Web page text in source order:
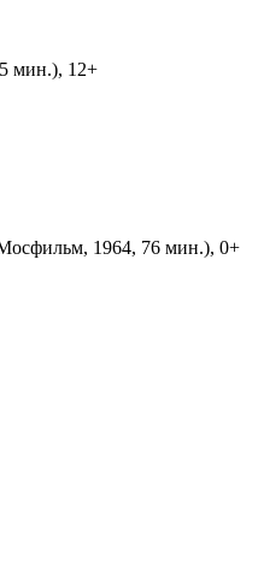
мин.), 12+
1964, 76 мин.), 0+